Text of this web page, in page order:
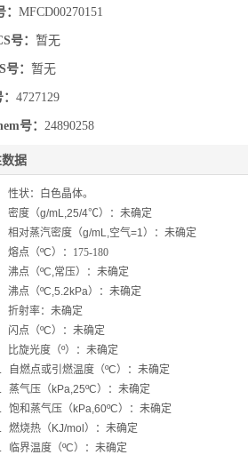
MFCD00270151
号： 暂无
号： 暂无
4727129
号： 24890258
据
性状：白色晶体。
密度（g/mL,25/4℃）：未确定
相对蒸汽密度（g/mL,空气=1）：未确定
熔点（ºC）：175-180
沸点（ºC,常压）：未确定
沸点（ºC,5.2kPa）：未确定
折射率：未确定
闪点（ºC）：未确定
比旋光度（º）：未确定
自燃点或引燃温度（ºC）：未确定
蒸气压（ kPa,25ºC）：未确定
饱和蒸气压（ kPa,60ºC）：未确定
燃烧热（ KJ/mol ）：未确定
临界温度（ºC）：未确定